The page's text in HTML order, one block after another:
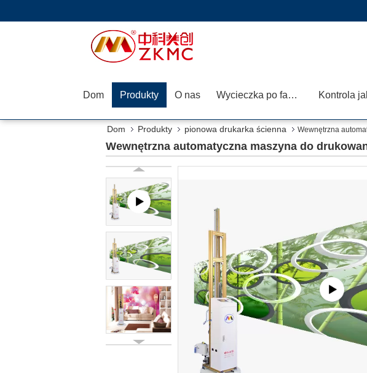
Dom Produkty O nas Wycieczka po fabryce Kontrola
Dom Produkty pionowa drukarka ścienna Wewnętrzna
Wewnętrzna automatyczna maszyna do